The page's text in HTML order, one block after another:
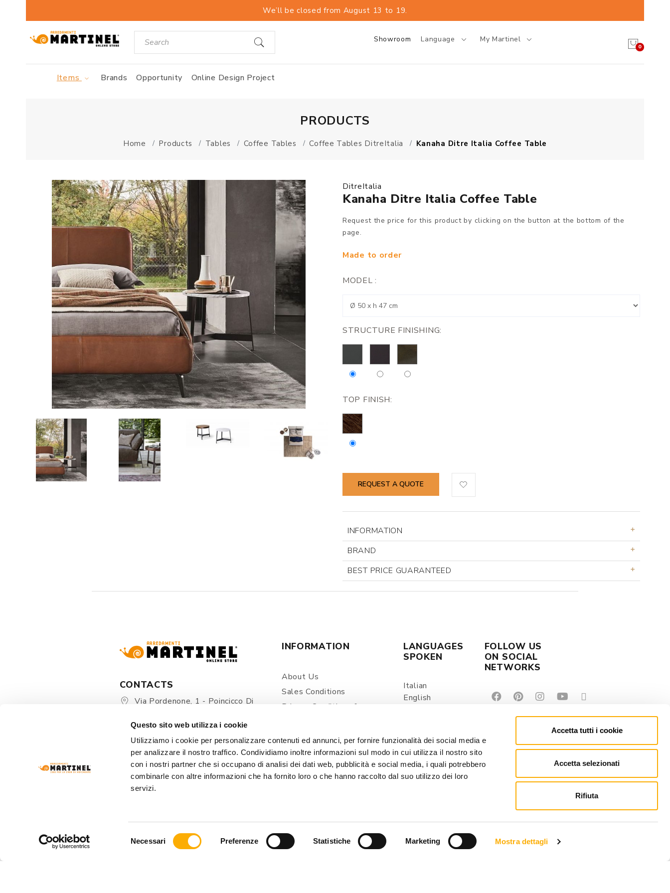
Questo sito web utilizza i cookie
Utilizziamo i cookie per personalizzare contenuti ed annunci, per fornire funzionalità dei social media e
per analizzare il nostro traffico. Condividiamo inoltre informazioni sul modo in cui utilizza il nostro sito
con i nostri partner che si occupano di analisi dei dati web, pubblicità e social media, i quali potrebbero
combinarle con altre informazioni che ha fornito loro o che hanno raccolto dal suo utilizzo dei loro
servizi.
Necessari Preferenze Statistiche Marketing Mostra dettagli
Accetta tutti i cookie
Accetta selezionati
Rifiuta
We’ll be closed from August 13 to 19.
Showroom Language My Martinel
0
Items Brands Opportunity Online Design Project
PRODUCTS
Home Products Tables Coffee Tables Coffee Tables DitreItalia Kanaha Ditre Italia Coffee Table
DitreItalia
Kanaha Ditre Italia Coffee Table
Request the price for this product by clicking on the button at the bottom of the
page.
Made to order
MODEL :
STRUCTURE FINISHING:
TOP FINISH:
REQUEST A QUOTE
INFORMATION
BRAND
BEST PRICE GUARANTEED
CONTACTS
Via Pordenone, 1 - Poincicco Di
+39 0434 623137
+39 376/2399891
INFORMATION
About Us
Sales Conditions
Privacy Conditions &
Shipping And Delivery
Prices And Payments
Contacts
LANGUAGES
SPOKEN
Italian
English
FOLLOW US
ON SOCIAL
NETWORKS